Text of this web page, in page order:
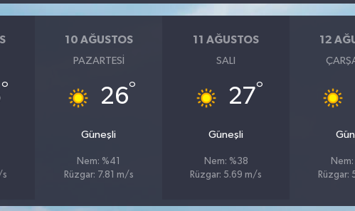
°
s
10 AĞUSTOS
PAZARTESI
26°
Güneşli
Nem: %41
Rüzgar: 7.81 m/s
11 AĞUSTOS
SALI
27°
Güneşli
Nem: %38
Rüzgar: 5.69 m/s
12
Rüzgar: